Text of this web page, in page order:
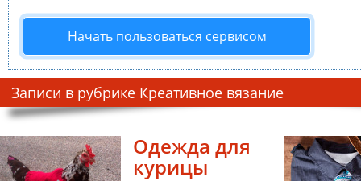
Начать пользоваться сервисом
Записи в рубрике Креативное вязание
Одежда для
курицы